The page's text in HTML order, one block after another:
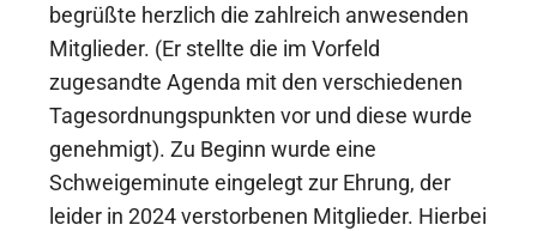
begrüßte herzlich die zahlreich anwesenden
Mitglieder. (Er stellte die im Vorfeld
zugesandte Agenda mit den verschiedenen
Tagesordnungspunkten vor und diese wurde
genehmigt). Zu Beginn wurde eine
Schweigeminute eingelegt zur Ehrung, der
leider in 2024 verstorbenen Mitglieder. Hierbei